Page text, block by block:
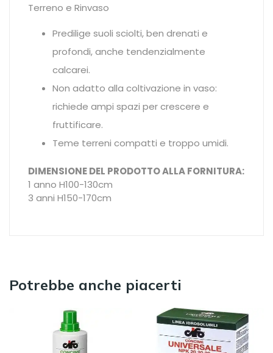
Terreno e Rinvaso
Predilige suoli sciolti, ben drenati e
profondi, anche tendenzialmente
calcarei.
Non adatto alla coltivazione in vaso:
richiede ampi spazi per crescere e
fruttificare.
Teme terreni compatti e troppo umidi.
DIMENSIONE DEL PRODOTTO ALLA FORNITURA:
1 anno H100-130cm
3 anni H150-170cm
Potrebbe anche piacerti